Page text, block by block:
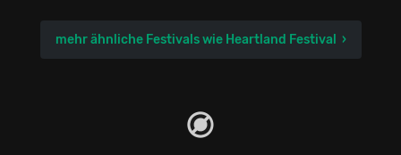
mehr ähnliche Festivals wie Heartland Festival